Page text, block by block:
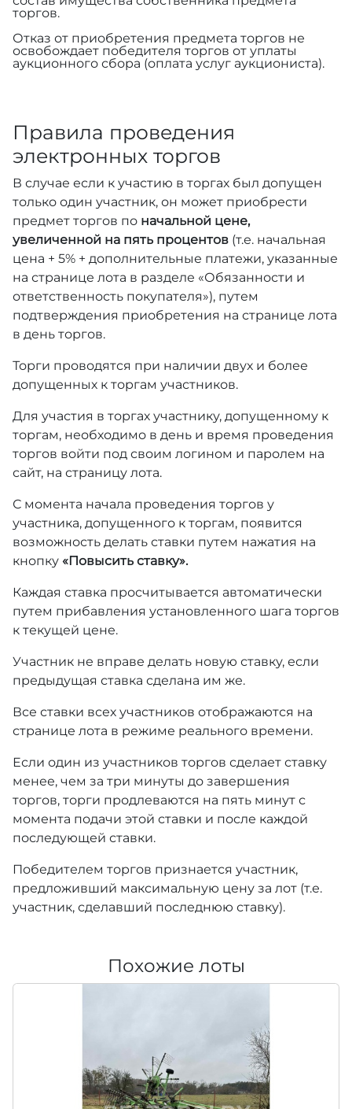
торгов.
Отказ от приобретения предмета торгов не
освобождает победителя торгов от уплаты
аукционного сбора (оплата услуг аукциониста).
Правила проведения
электронных торгов
В случае если к участию в торгах был допущен
только один участник, он может приобрести
предмет торгов по начальной цене,
увеличенной на пять процентов (т.е. начальная
цена + 5% + дополнительные платежи, указанные
на странице лота в разделе «Обязанности и
ответственность покупателя»), путем
подтверждения приобретения на странице лота
в день торгов.
Торги проводятся при наличии двух и более
допущенных к торгам участников.
Для участия в торгах участнику, допущенному к
торгам, необходимо в день и время проведения
торгов войти под своим логином и паролем на
сайт, на страницу лота.
С момента начала проведения торгов у
участника, допущенного к торгам, появится
возможность делать ставки путем нажатия на
кнопку «Повысить ставку».
Каждая ставка просчитывается автоматически
путем прибавления установленного шага торгов
к текущей цене.
Участник не вправе делать новую ставку, если
предыдущая ставка сделана им же.
Все ставки всех участников отображаются на
странице лота в режиме реального времени.
Если один из участников торгов сделает ставку
менее, чем за три минуты до завершения
торгов, торги продлеваются на пять минут с
момента подачи этой ставки и после каждой
последующей ставки.
Победителем торгов признается участник,
предложивший максимальную цену за лот (т.е.
участник, сделавший последнюю ставку).
Похожие лоты